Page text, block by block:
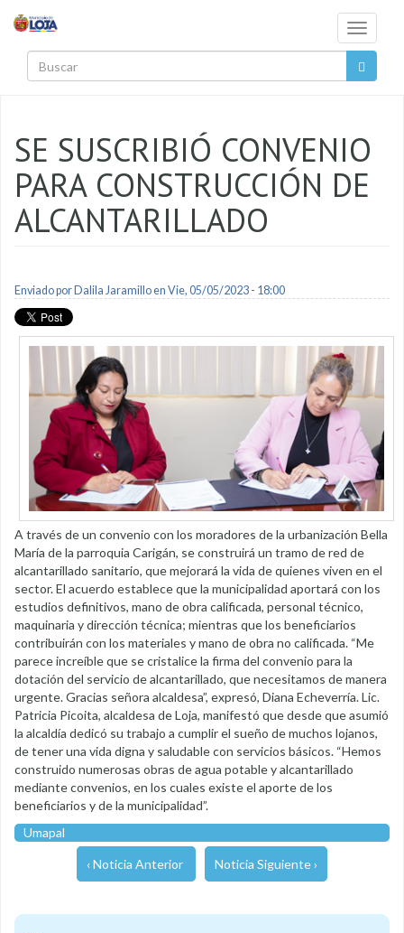
Toggle
SE SUSCRIBIÓ CONVENIO
PARA CONSTRUCCIÓN DE
ALCANTARILLADO
Enviado por Dalila Jaramilloen Vie, 05/05/2023 - 18:00
A través de un convenio con los moradores de la urbanización Bella
María de la parroquia Carigán, se construirá un tramo de red de
alcantarillado sanitario, que mejorará la vida de quienes viven en el
sector. El acuerdo establece que la municipalidad aportará con los
estudios definitivos, mano de obra calificada, personal técnico,
maquinaria y dirección técnica; mientras que los beneficiarios
contribuirán con los materiales y mano de obra no calificada. “Me
parece increíble que se cristalice la firma del convenio para la
dotación del servicio de alcantarillado, que necesitamos de manera
urgente. Gracias señora alcaldesa”, expresó, Diana Echeverría. Lic.
Patricia Picoita, alcaldesa de Loja, manifestó que desde que asumió
la alcaldía dedicó su trabajo a cumplir el sueño de muchos lojanos,
de tener una vida digna y saludable con servicios básicos. “Hemos
construido numerosas obras de agua potable y alcantarillado
mediante convenios, en los cuales existe el aporte de los
beneficiarios y de la municipalidad”.
Umapal
‹ Noticia Anterior Noticia Siguiente ›